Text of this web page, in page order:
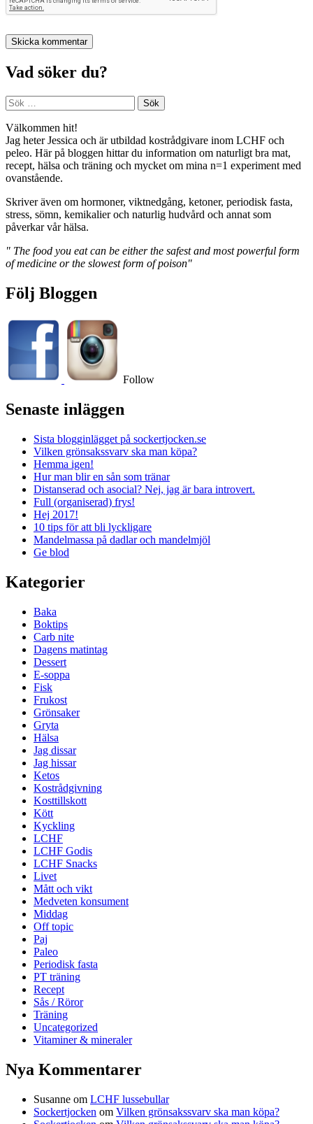
Vad söker du?
Sök
efter:
Välkommen hit!
Jag heter Jessica och är utbildad kostrådgivare inom LCHF och
peleo. Här på bloggen hittar du information om naturligt bra mat,
recept, hälsa och träning och mycket om mina n=1 experiment med
ovanstående.
Skriver även om hormoner, viktnedgång, ketoner, periodisk fasta,
stress, sömn, kemikalier och naturlig hudvård och annat som
påverkar vår hälsa.
" The food you eat can be either the safest and most powerful form
of medicine or the slowest form of poison"
Följ Bloggen
Follow
Senaste inläggen
Sista blogginlägget på sockertjocken.se
Vilken grönsakssvarv ska man köpa?
Hemma igen!
Hur man blir en sån som tränar
Distanserad och asocial? Nej, jag är bara introvert.
Full (organiserad) frys!
Hej 2017!
10 tips för att bli lyckligare
Mandelmassa på dadlar och mandelmjöl
Ge blod
Kategorier
Baka
Boktips
Carb nite
Dagens matintag
Dessert
E-soppa
Fisk
Frukost
Grönsaker
Gryta
Hälsa
Jag dissar
Jag hissar
Ketos
Kostrådgivning
Kosttillskott
Kött
Kyckling
LCHF
LCHF Godis
LCHF Snacks
Livet
Mått och vikt
Medveten konsument
Middag
Off topic
Paj
Paleo
Periodisk fasta
PT träning
Recept
Sås / Röror
Träning
Uncategorized
Vitaminer & mineraler
Nya Kommentarer
Susanne om LCHF lussebullar
Sockertjocken om Vilken grönsakssvarv ska man köpa?